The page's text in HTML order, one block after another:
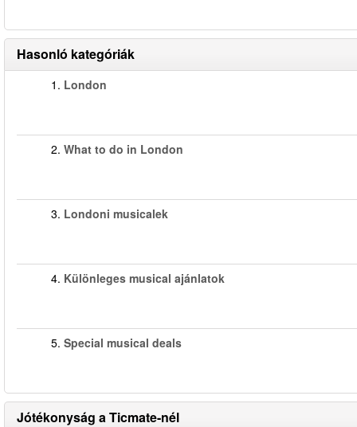
Hasonló kategóriák
1. London
2. What to do in London
3. Londoni musicalek
4. Különleges musical ajánlatok
5. Special musical deals
Jótékonyság a Ticmate-nél